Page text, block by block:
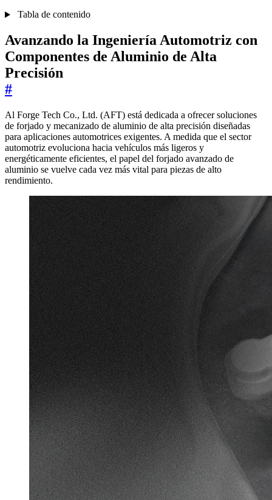
Tabla de contenido
Avanzando la Ingeniería Automotriz con
Componentes de Aluminio de Alta
Precisión
#
Al Forge Tech Co., Ltd. (AFT) está dedicada a ofrecer soluciones
de forjado y mecanizado de aluminio de alta precisión diseñadas
para aplicaciones automotrices exigentes. A medida que el sector
automotriz evoluciona hacia vehículos más ligeros y
energéticamente eficientes, el papel del forjado avanzado de
aluminio se vuelve cada vez más vital para piezas de alto
rendimiento.